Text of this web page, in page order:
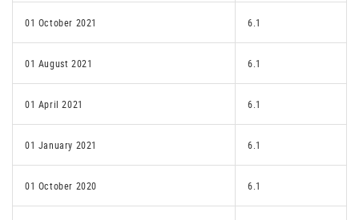
01 October 2021 6.1
01 August 2021 6.1
01 April 2021 6.1
01 January 2021 6.1
01 October 2020 6.1